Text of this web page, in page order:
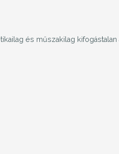
és műszakilag kifogástalan